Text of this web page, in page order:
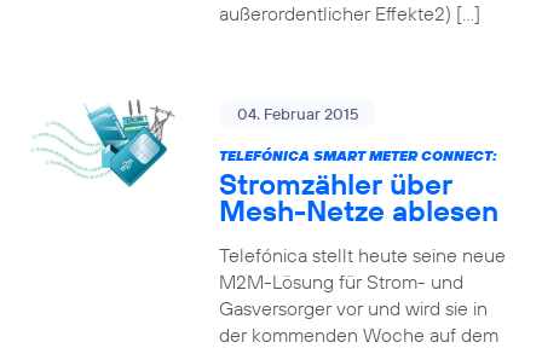
außerordentlicher Effekte2) […]
04. Februar 2015
TELEFÓNICA SMART METER CONNECT:
Stromzähler über
Mesh-Netze ablesen
Telefónica stellt heute seine neue
M2M-Lösung für Strom- und
Gasversorger vor und wird sie in
der kommenden Woche auf dem